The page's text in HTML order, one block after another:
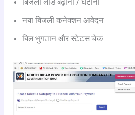
नया बिजली कनेक्शन आवेदन
बिल भुगतान और स्टेटस चेक